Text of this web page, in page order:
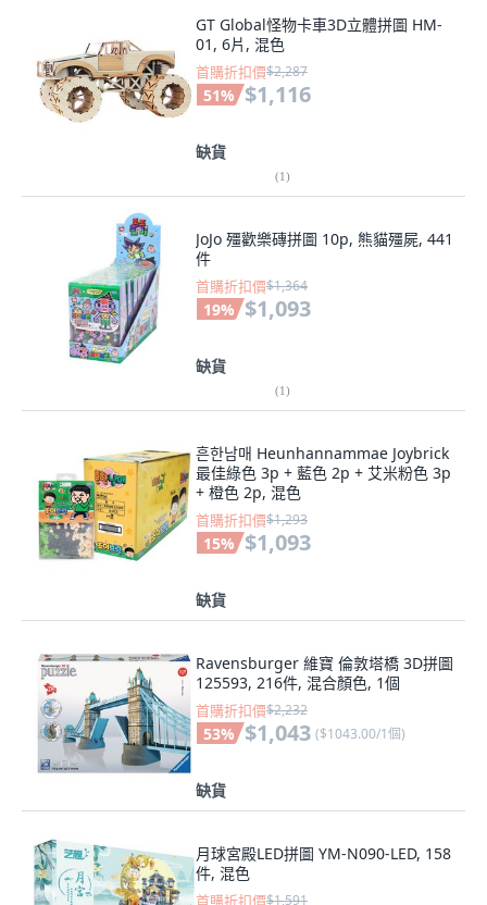
GT Global怪物卡車3D立體拼圖 HM-
01, 6片, 混色
首購折扣價$2,287
51% $1,116
缺貨
(1)
JoJo 殭歡樂磚拼圖 10p, 熊貓殭屍, 441
件
首購折扣價$1,364
19% $1,093
缺貨
(1)
흔한남매 Heunhannammae Joybrick
最佳綠色 3p + 藍色 2p + 艾米粉色 3p
+ 橙色 2p, 混色
首購折扣價$1,293
15% $1,093
缺貨
Ravensburger 維寶 倫敦塔橋 3D拼圖
125593, 216件, 混合顏色, 1個
首購折扣價$2,232
53% $1,043 ($1043.00/1個)
缺貨
月球宮殿LED拼圖 YM-N090-LED, 158
件, 混色
首購折扣價$1,591